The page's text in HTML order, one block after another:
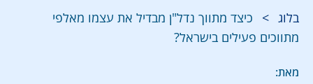
בלוג >
כיצד מתווך נדל"ן מבדיל את עצמו מאלפי
מתווכים פעילים בישראל?
מאת: